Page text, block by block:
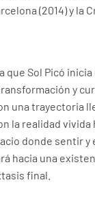
(2014) y la
Sol Picó
y
una trayectoria
la realidad vivida
donde sentir
hacia una
final.